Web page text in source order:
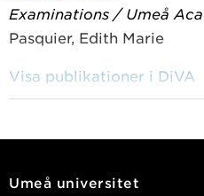
Examinations / Umeå
Pasquier, Edith Marie
Visa publikationer i DiVA
Umeå universitet